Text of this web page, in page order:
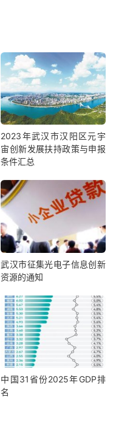
2023年武汉市汉阳区元宇
宙创新发展扶持政策与申报
条件汇总
武汉市征集光电子信息创新
资源的通知
中国31省份2025年GDP排
名